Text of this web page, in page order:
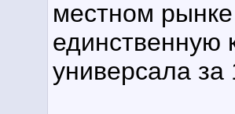
местном
единственную
универсала